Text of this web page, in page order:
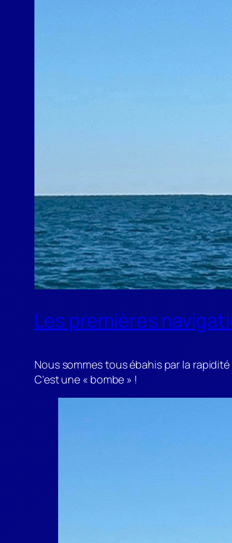
Les premières
Nous sommes tous ébahis par la
C’est une « bombe » !